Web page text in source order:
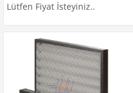
Lütfen Fiyat İsteyiniz..